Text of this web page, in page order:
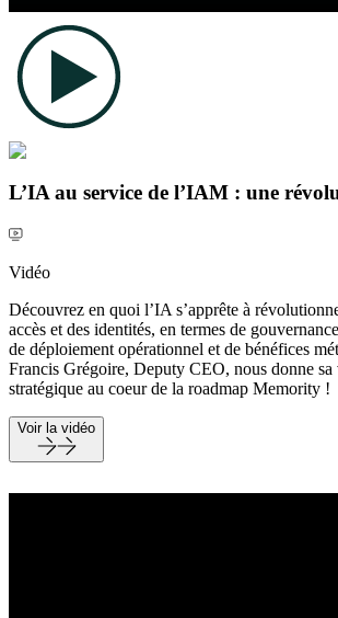
L’IA au service de l’IAM : une
Vidéo
Découvrez en quoi l’IA s’apprête à
accès et des identités, en termes de
de déploiement opérationnel et de bénéfices
Francis Grégoire, Deputy CEO, nous donne sa
stratégique au coeur de la roadmap Memority !
Voir la vidéo